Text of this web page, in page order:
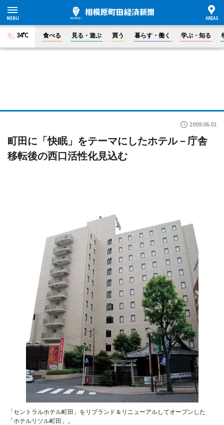
34°C 食べる 見る・遊ぶ 買う 暮らす・働く 学ぶ・知る
2009.06.01
町田に「快眠」をテーマにしたホテル－庁舎
移転後の西口活性化見込む
「セントラルホテル町田」をリブランド＆リニューアルしてオープンした
「ホテルリソル町田」。